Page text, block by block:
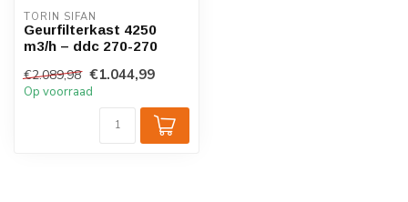
TORIN SIFAN
Geurfilterkast 4250
m3/h – ddc 270-270
€2.089,98 €1.044,99
Op voorraad